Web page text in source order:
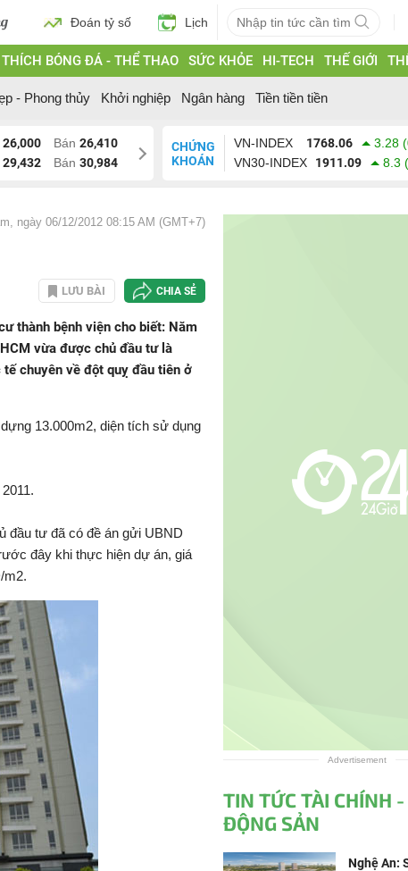
Đoán tỷ số Lịch
BÓNG ĐÁ - THỂ THAO SỨC KHỎE HI-TECH THẾ GIỚI
- Phong thủy Khởi nghiệp Ngân hàng Tiền tiền tiền
26,000 Bán 26,410
29,432 Bán 30,984
CHỨNG
KHOÁN
VN-INDEX 1768.06
3.28
VN30-INDEX
1911.09 8.3
ngày 06/12/2012 08:15 AM (GMT+7)
LƯU BÀI CHIA SẺ
thành bệnh viện cho biết: Năm
vừa được chủ đầu tư là
chuyên về đột quỵ đầu tiên ở
13.000m2, diện tích sử dụng
đầu tư đã có đề án gửi UBND
đây khi thực hiện dự án, giá
m2.
Advertisement
TIN TỨC TÀI CHÍNH
ĐỘNG SẢN
Nghệ An: